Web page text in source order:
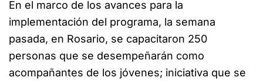
En el marco de los avances para la
implementación del programa, la semana
pasada, en Rosario, se capacitaron 250
personas que se desempeñarán como
acompañantes de los jóvenes; iniciativa que se